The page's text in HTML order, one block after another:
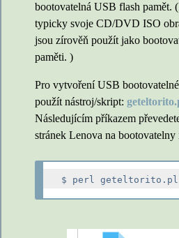
bootovatelná USB flash pamět. (
typicky svoje CD/DVD ISO
jsou zírověň použít jako
paměti. )
Pro vytvoření USB
použít nástroj/skript:
Následujícím příkazem
stránek Lenova na bootovatelny